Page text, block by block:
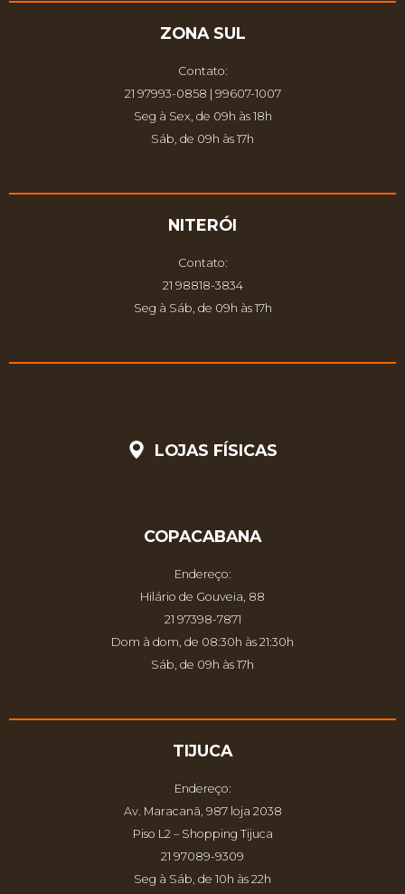
ZONA SUL
Contato:
21 97993-0858 | 99607-1007
Seg à Sex, de 09h às 18h
Sáb, de 09h às 17h
NITERÓI
Contato:
21 98818-3834
Seg à Sáb, de 09h às 17h
LOJAS FÍSICAS
COPACABANA
Endereço:
Hilário de Gouveia, 88
21 97398-7871
Dom à dom, de 08:30h às 21:30h
Sáb, de 09h às 17h
TIJUCA
Endereço:
Av. Maracanã, 987 loja 2038
Piso L2 – Shopping Tijuca
21 97089-9309
Seg à Sáb, de 10h às 22h